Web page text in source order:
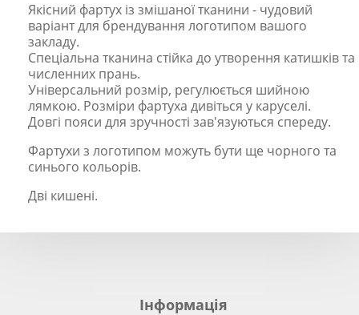
Якісний фартух із змішаної тканини - чудовий
варіант для брендування логотипом вашого
закладу.
Спеціальна тканина стійка до утворення катишків та
численних прань.
Універсальний розмір, регулюється шийною
лямкою. Розміри фартуха дивіться у каруселі.
Довгі пояси для зручності зав'язуються спереду.
Фартухи з логотипом можуть бути ще чорного та
синього кольорів.
Дві кишені.
Інформація